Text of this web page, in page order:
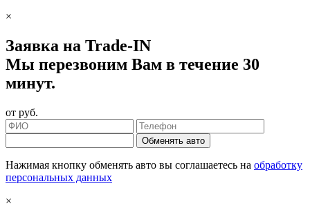
×
Заявка на Trade-IN
Мы перезвоним Вам в течение 30
минут.
от руб.
Обменять авто
Нажимая кнопку обменять авто вы соглашаетесь на обработку
персональных данных
×